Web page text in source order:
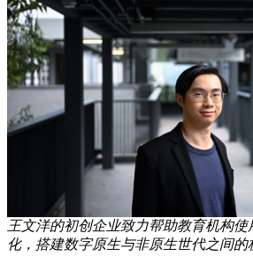
王文洋的初创企业致力帮助教育机构
化，搭建数字原生与非原生世代之间的